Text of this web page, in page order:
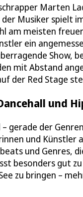
Marten
Musiker spielt
am meisten
ein
Show,
mit Abstand
der Red Stage
und
gerade der
und Künstler
und Genres,
besonders gut
zu bringen –